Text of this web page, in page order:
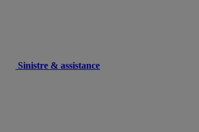
Sinistre & assistance